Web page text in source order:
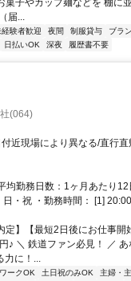
菓子やカップ麺などを 棚に
届...
経験者歓迎 夜間 制服貸与 ブラ
日払いOK 深夜 履歴書不要
(064)
近現場により異なる/直行
均勤務日数：1ヶ月あたり
・祝 ・勤務時間： [1]
定】【最短2日後にお仕事開
♪ ＼ 鉄道ファン必見！ ／ あ
力に！...
ークOK 土日祝のみOK 主婦・